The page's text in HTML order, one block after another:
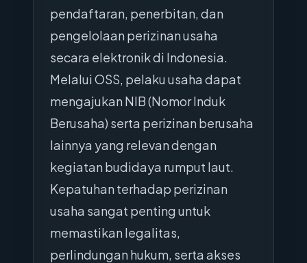
pendaftaran, penerbitan, dan
pengelolaan perizinan usaha
secara elektronik di Indonesia.
Melalui OSS, pelaku usaha dapat
mengajukan NIB (Nomor Induk
Berusaha) serta perizinan berusaha
lainnya yang relevan dengan
kegiatan budidaya rumput laut.
Kepatuhan terhadap perizinan
usaha sangat penting untuk
memastikan legalitas,
perlindungan hukum, serta akses